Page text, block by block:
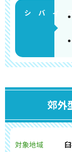
郊外
対象地域